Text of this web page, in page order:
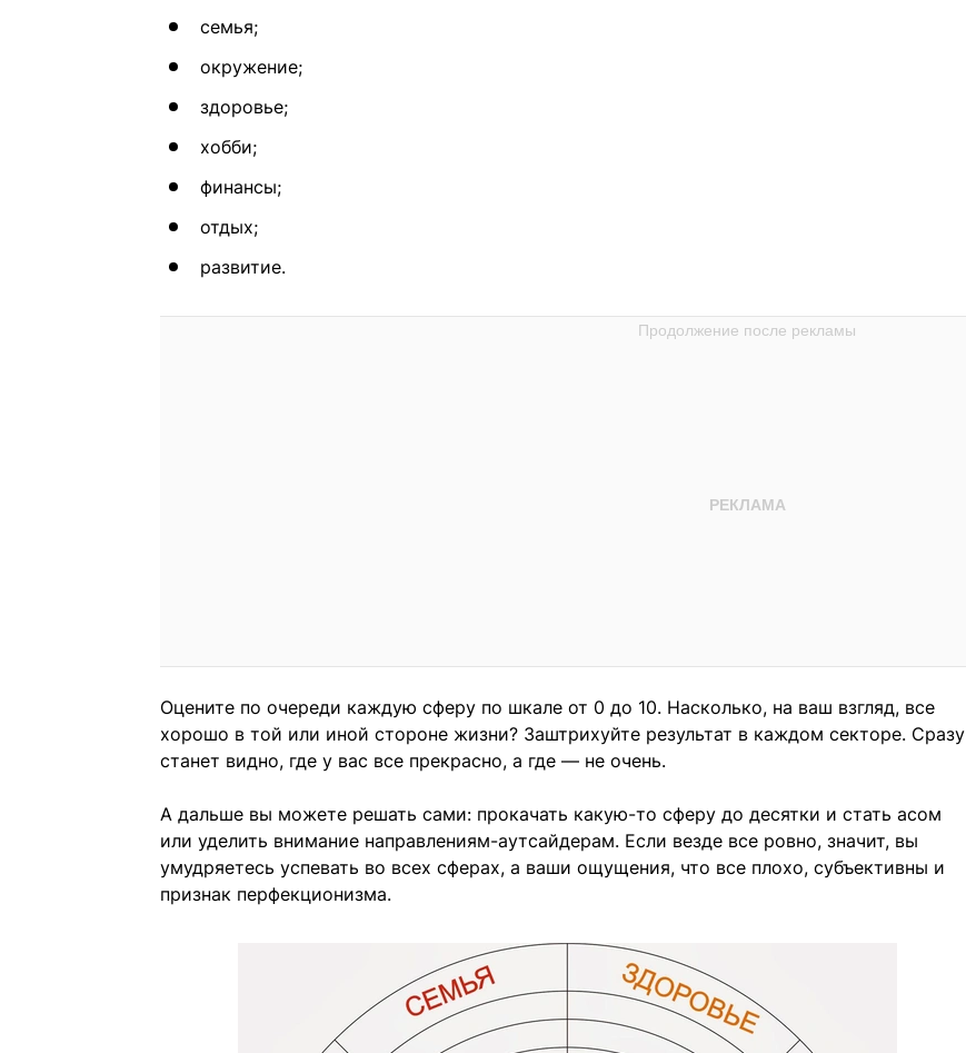
семья;
окружение;
здоровье;
хобби;
финансы;
отдых;
развитие.
Оцените по очереди каждую сферу по шкале от 0 до 10. Насколько, на ваш взгляд, все
хорошо в той или иной стороне жизни? Заштрихуйте результат в каждом секторе. Сразу
станет видно, где у вас все прекрасно, а где — не очень.
А дальше вы можете решать сами: прокачать какую-то сферу до десятки и стать асом
или уделить внимание направлениям-аутсайдерам. Если везде все ровно, значит, вы
умудряетесь успевать во всех сферах, а ваши ощущения, что все плохо, субъективны и
признак перфекционизма.